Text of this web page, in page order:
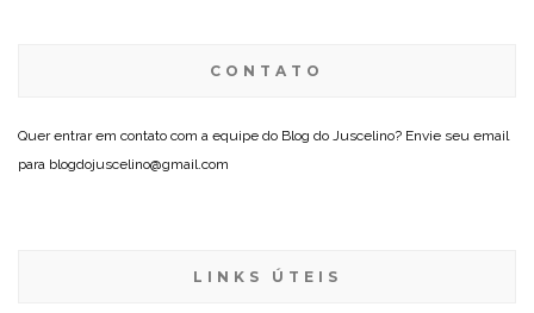
CONTATO
Quer entrar em contato com a equipe do Blog do Juscelino? Envie seu email
para blogdojuscelino@gmail.com
LINKS ÚTEIS